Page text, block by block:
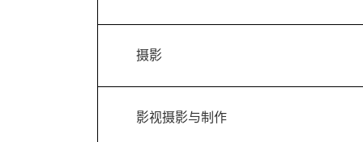
摄影
影视摄影与制作